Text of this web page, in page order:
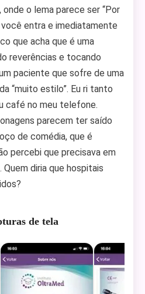
o lema parece ser “Por
você entra e imediatamente
que acha que é uma
reverências e tocando
paciente que sofre de uma
“muito estilo”. Eu ri tanto
café no meu telefone.
parecem ter saído
de comédia, que é
percebi que precisava em
diria que hospitais
de tela